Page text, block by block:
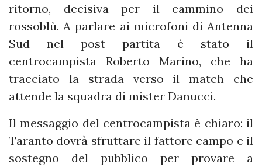
ritorno, decisiva per il cammino dei
rossoblù. A parlare ai microfoni di Antenna
Sud nel post partita è stato il
centrocampista Roberto Marino, che ha
tracciato la strada verso il match che
attende la squadra di mister Danucci.
Il messaggio del centrocampista è chiaro: il
Taranto dovrà sfruttare il fattore campo e il
sostegno del pubblico per provare a